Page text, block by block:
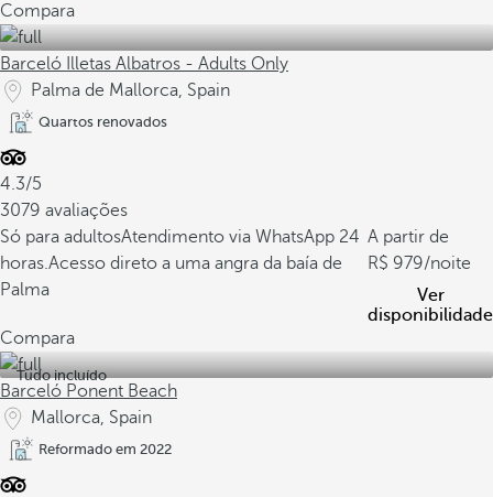
Compara
Barceló Illetas Albatros - Adults Only
Palma de Mallorca, Spain
Quartos renovados
4.3/5
3079 avaliações
Só para adultosAtendimento via WhatsApp 24
horas.Acesso direto a uma angra da baía de
Palma
A partir de
979/noite
Ver
disponibilidade
Compara
Tudo incluído
Barceló Ponent Beach
Mallorca, Spain
Reformado em 2022